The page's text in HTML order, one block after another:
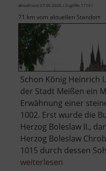
aktuell vom 07.06.2026 / Zugriffe: 17151
71 km vom aktuellen Standort
Schon König Heinrich
der Stadt Meißen ein
Erwähnung einer
1002. Erst wurde die
Herzog Boleslaw II.,
Herzog Boleslaw
1015 durch dessen
weiterlesen